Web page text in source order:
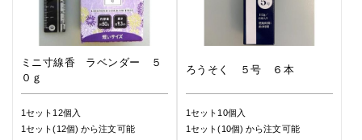
ミニ寸線香 ラベンダー ５
０ｇ
1セット12個入
1セット(12個)から注文可能
ろうそく ５号 ６本
1セット10個入
1セット(10個)から注文可能